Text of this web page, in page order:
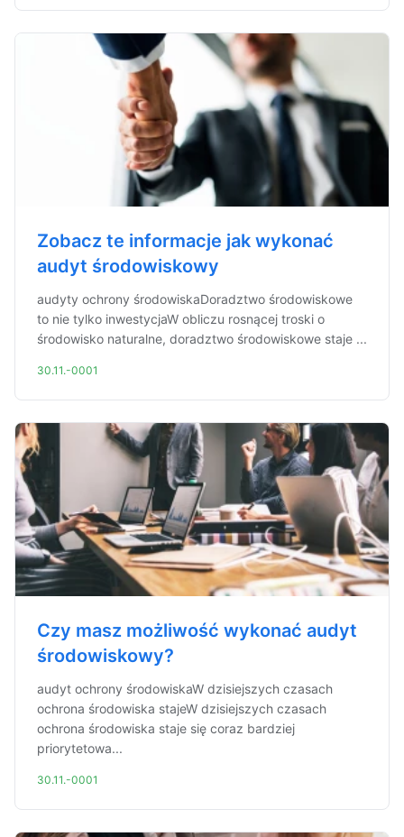
Zobacz te informacje jak wykonać
audyt środowiskowy
audyty ochrony środowiskaDoradztwo środowiskowe
to nie tylko inwestycjaW obliczu rosnącej troski o
środowisko naturalne, doradztwo środowiskowe staje ...
30.11.-0001
Czy masz możliwość wykonać audyt
środowiskowy?
audyt ochrony środowiskaW dzisiejszych czasach
ochrona środowiska stajeW dzisiejszych czasach
ochrona środowiska staje się coraz bardziej
priorytetowa...
30.11.-0001